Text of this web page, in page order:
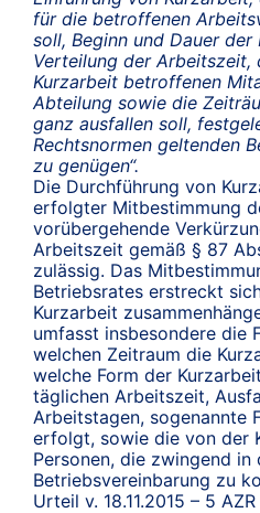
für die betroffenen
soll, Beginn und Dauer
Verteilung der Arbeitszeit,
Kurzarbeit betroffenen
Abteilung sowie die
ganz ausfallen soll,
Rechtsnormen geltenden
zu genügen“.
Die Durchführung von
erfolgter Mitbestimmung
vorübergehende
Arbeitszeit gemäß § 87
zulässig. Das
Betriebsrates erstreckt
Kurzarbeit
umfasst insbesondere die
welchen Zeitraum die
welche Form der
täglichen Arbeitszeit,
Arbeitstagen, sogenannte
erfolgt, sowie die von der
Personen, die zwingend in
Betriebsvereinbarung zu
Urteil v. 18.11.2015 – 5